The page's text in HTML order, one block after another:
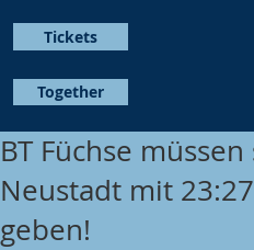
Together
Tickets
BT Füchse
Neustadt mit
geben!